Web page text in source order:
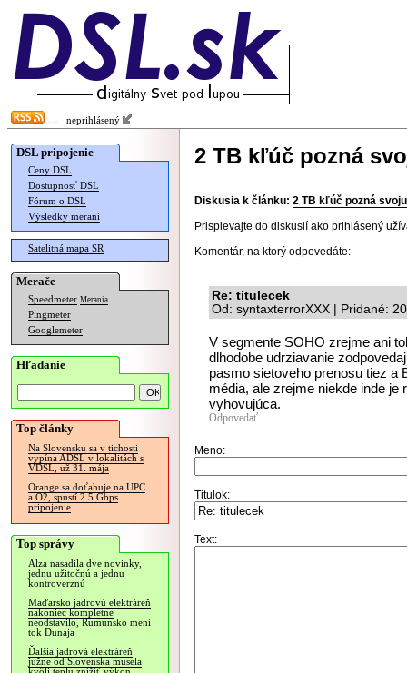
neprihlásený
DSL pripojenie
Ceny DSL
Dostupnosť DSL
Fórum o DSL
Výsledky meraní
Satelitná mapa SR
Merače
Speedmeter Merania
Pingmeter
Googlemeter
Hľadanie
Top články
Na Slovensku sa v tichosti
vypína ADSL v lokalitách s
VDSL, už 31. mája
Orange sa doťahuje na UPC
a O2, spustí 2.5 Gbps
pripojenie
Top správy
Alza nasadila dve novinky,
jednu užitočnú a jednu
kontroverznú
Maďarsko jadrovú elektráreň
nakoniec kompletne
neodstavilo, Rumunsko mení
tok Dunaja
Ďalšia jadrová elektráreň
južne od Slovenska musela
2 TB kľúč pozná
Diskusia k článku: 2 TB kľúč pozná
Prispievajte do diskusií ako prihlásený
Komentár, na ktorý odpovedáte:
Re: titulecek
Od: syntaxterrorXXX | Pridané:
V segmente SOHO zrejme ani
dlhodobe udrziavanie
pasmo sietoveho prenosu tiez a
média, ale zrejme niekde inde je
vyhovujúca.
Odpovedať
Meno:
Titulok:
Text: